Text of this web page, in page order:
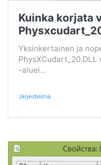
Kuinka korjata
Yksinkertainen ja
-aluei...
Järjestelmä